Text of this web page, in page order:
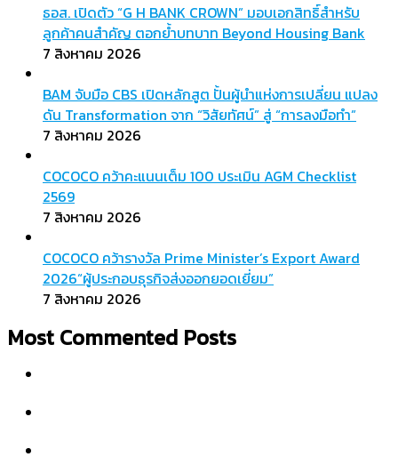
ธอส. เปิดตัว “G H BANK CROWN” มอบเอกสิทธิ์สำหรับ
ลูกค้าคนสำคัญ ตอกย้ำบทบาท Beyond Housing Bank
7 สิงหาคม 2026
BAM จับมือ CBS เปิดหลักสูต ปั้นผู้นำแห่งการเปลี่ยน แปลง
ดัน Transformation จาก “วิสัยทัศน์” สู่ “การลงมือทำ”
7 สิงหาคม 2026
COCOCO คว้าคะแนนเต็ม 100 ประเมิน AGM Checklist
2569
7 สิงหาคม 2026
COCOCO คว้ารางวัล Prime Minister’s Export Award
2026“ผู้ประกอบธุรกิจส่งออกยอดเยี่ยม”
7 สิงหาคม 2026
Most Commented Posts